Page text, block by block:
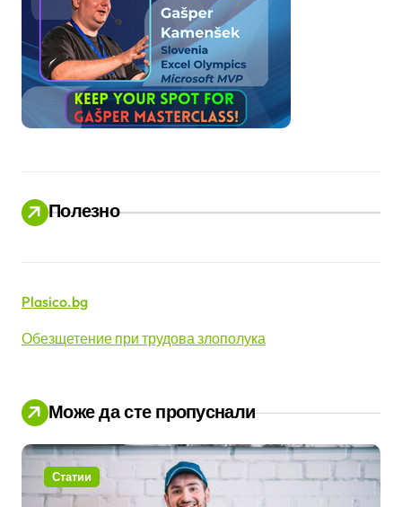
Полезно
Plasico.bg
Обезщетение при трудова злополука
Може да сте пропуснали
Статии